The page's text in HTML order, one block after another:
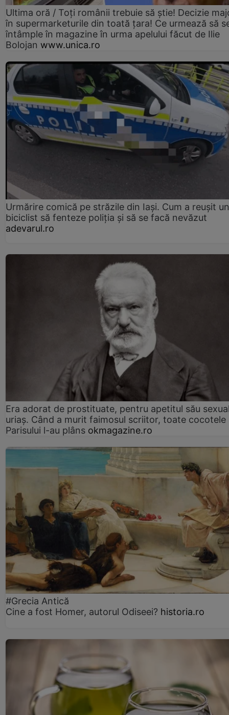
Ultima oră / Toți românii trebuie să știe! Decizie
în supermarketurile din toată țara! Ce urmează să
întâmple în magazine în urma apelului făcut de Ilie
Bolojan www.unica.ro
Urmărire comică pe străzile din Iași. Cum a reușit un
biciclist să fenteze poliția și să se facă nevăzut
adevarul.ro
Era adorat de prostituate, pentru apetitul său
uriaș. Când a murit faimosul scriitor, toate cocotele
Parisului l-au plâns okmagazine.ro
#Grecia Antică
Cine a fost Homer, autorul Odiseei? historia.ro